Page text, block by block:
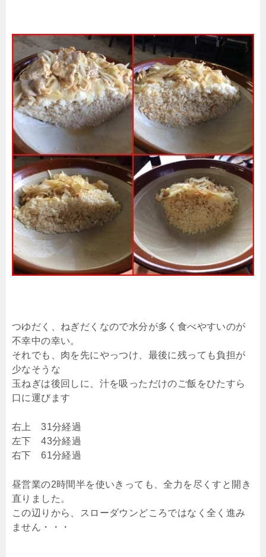
つゆだく、ねぎだくなので水分が多く食べやすいのが
不幸中の幸い。
それでも、肉を先にやっつけ、最後に残っても負担が
少なそうな
玉ねぎは後回しに、汁を吸っただけのご飯をひたすら
口に運びます
右上 31分経過
左下 43分経過
右下 61分経過
昼営業の2時間半を使いきっても、全力を尽くすと開き
直りました。
この辺りから、スローダウンどころではなく全く進み
ません・・・